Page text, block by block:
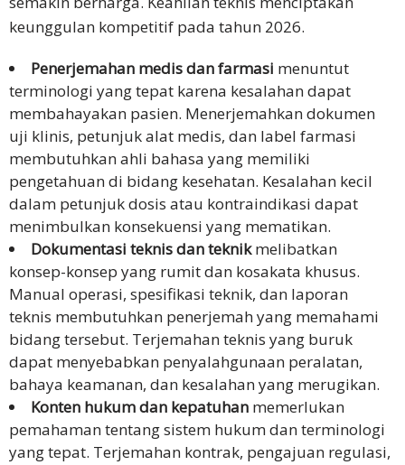
keunggulan kompetitif pada tahun 2026.
Penerjemahan medis dan farmasi menuntut
terminologi yang tepat karena kesalahan dapat
membahayakan pasien. Menerjemahkan dokumen
uji klinis, petunjuk alat medis, dan label farmasi
membutuhkan ahli bahasa yang memiliki
pengetahuan di bidang kesehatan. Kesalahan kecil
dalam petunjuk dosis atau kontraindikasi dapat
menimbulkan konsekuensi yang mematikan.
Dokumentasi teknis dan teknikmelibatkan
konsep-konsep yang rumit dan kosakata khusus.
Manual operasi, spesifikasi teknik, dan laporan
teknis membutuhkan penerjemah yang memahami
bidang tersebut. Terjemahan teknis yang buruk
dapat menyebabkan penyalahgunaan peralatan,
bahaya keamanan, dan kesalahan yang merugikan.
Konten hukum dan kepatuhan memerlukan
pemahaman tentang sistem hukum dan terminologi
yang tepat. Terjemahan kontrak, pengajuan regulasi,